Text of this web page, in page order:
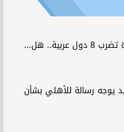
هل...
يوجه رسالة للأهلي بشأن